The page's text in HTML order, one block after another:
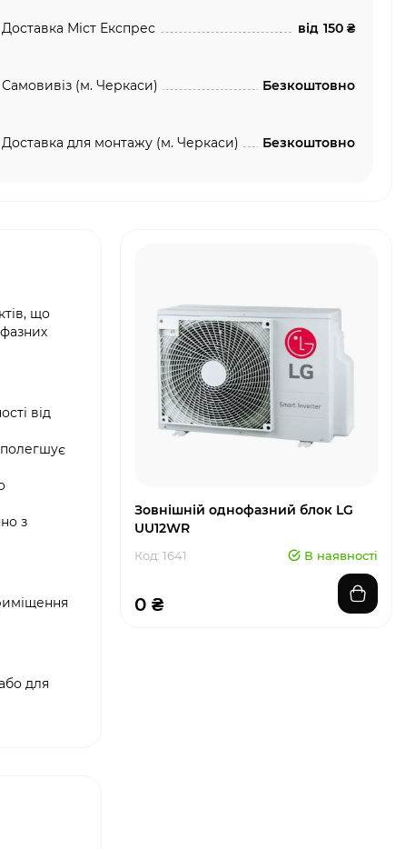
Доставка Міст Експрес від 150 ₴
Самовивіз (м. Черкаси) Безкоштовно
Доставка для монтажу (м. Черкаси) Безкоштовно
що
від
з
для
Зовнішній однофазний блок LG
UU12WR
Код: 1641 В наявності
0 ₴